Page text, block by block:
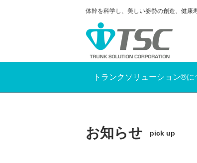
体幹を科学し、美しい姿勢の創造、健康
トランクソリューション®に
お知らせ pick up